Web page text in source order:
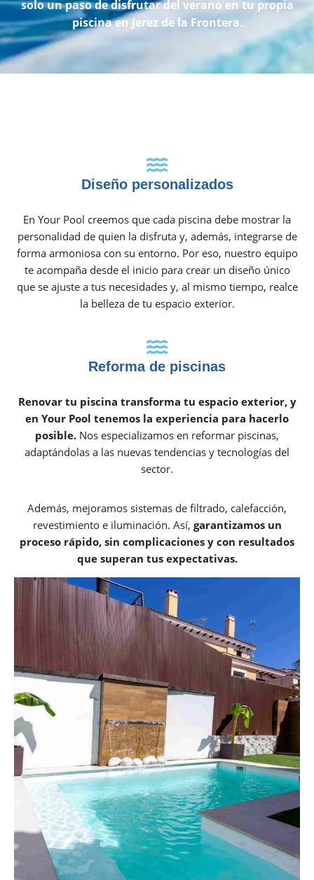
solo un paso de disfrutar del verano en tu propia
piscina en Jerez de la Frontera.
Diseño personalizados
En Your Pool creemos que cada piscina debe mostrar la
personalidad de quien la disfruta y, además, integrarse de
forma armoniosa con su entorno. Por eso, nuestro equipo
te acompaña desde el inicio para crear un diseño único
que se ajuste a tus necesidades y, al mismo tiempo, realce
la belleza de tu espacio exterior.
Reforma de piscinas
Renovar tu piscina transforma tu espacio exterior, y
en Your Pool tenemos la experiencia para hacerlo
posible. Nos especializamos en reformar piscinas,
adaptándolas a las nuevas tendencias y tecnologías del
sector.
Además, mejoramos sistemas de filtrado, calefacción,
revestimiento e iluminación. Así, garantizamos un
proceso rápido, sin complicaciones y con resultados
que superan tus expectativas.